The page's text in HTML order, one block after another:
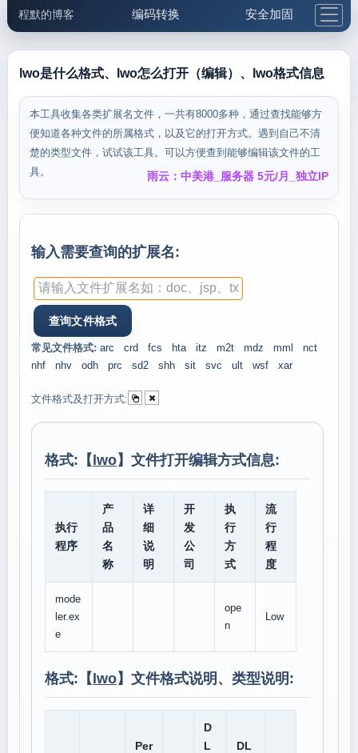
程默的博客 编码转换 安全加固
邮件工具 生活便民 更多工具
5.1支付宝大红包
lwo是什么格式、lwo怎么打开（编辑）、lwo格式信息
本工具收集各类扩展名文件，一共有8000多种，通过查找能够方
便知道各种文件的所属格式，以及它的打开方式。遇到自己不清
楚的类型文件，试试该工具。可以方便查到能够编辑该文件的工
具。
雨云：中美港_服务器 5元/月_独立IP
输入需要查询的扩展名:
常见文件格式: arc crd fcs hta itz m2t mdz mml
nct
nhf
nhv odh prc sd2 shh sit svc ult wsf xar
文件格式及打开方式:
格式:【 lwo】文件打开编辑方式信息:
执行
程序
产
品
名
称
详
细
说
明
开
发
公
司
执
行
方
式
流
行
程
度
mode
ler.ex
e
ope
n
Low
格式:【 lwo】文件格式说明、类型说明:
Per
D
L
DL